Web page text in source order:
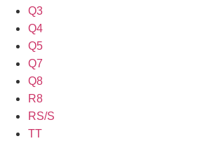
Q3
Q4
Q5
Q7
Q8
R8
RS/S
TT